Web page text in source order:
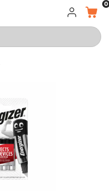
LOGGA IN
KORG
0